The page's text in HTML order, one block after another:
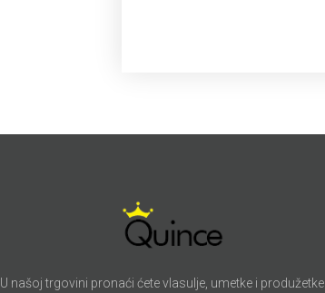
U našoj trgovini pronaći ćete vlasulje, umetke i produžetke